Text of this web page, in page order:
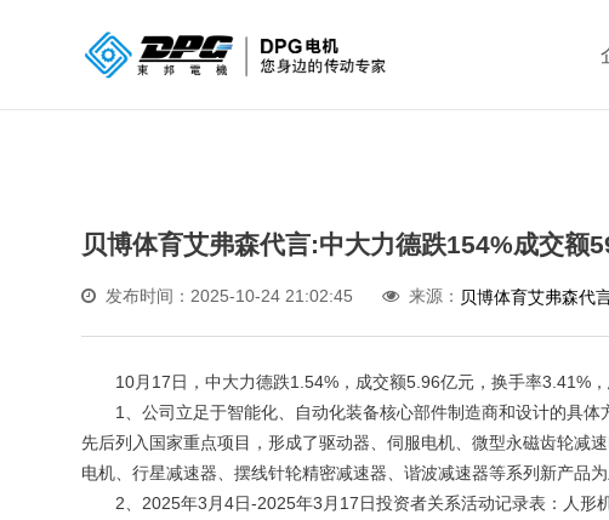
贝博体育艾弗森代言:中大力德跌154%成交额
发布时间：2025-10-24 21:02:45 来源： 贝博体育艾弗森代
10月17日，中大力德跌1.54%，成交额5.96亿元，换手率3.41%，
1、公司立足于智能化、自动化装备核心部件制造商和设计的具体
先后列入国家重点项目，形成了驱动器、伺服电机、微型永磁齿轮减
电机、行星减速器、摆线针轮精密减速器、谐波减速器等系列新产品为
2、2025年3月4日-2025年3月17日投资者关系活动记录表：人形